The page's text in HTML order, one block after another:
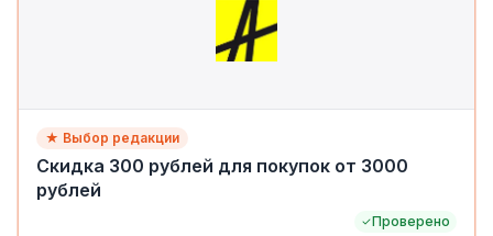
★ Выбор редакции
Скидка 300 рублей для покупок от 3000
рублей
Проверено